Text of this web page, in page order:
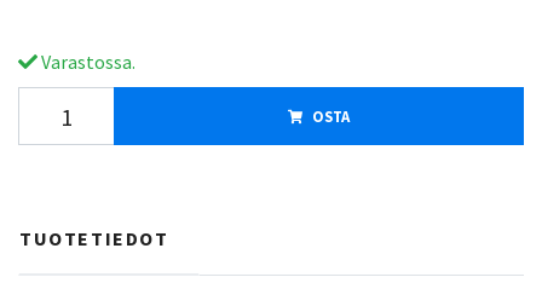
Varastossa.
OSTA
TUOTETIEDOT